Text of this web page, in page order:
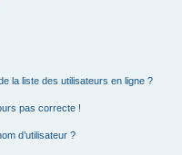
la liste des utilisateurs en ligne ?
pas correcte !
d’utilisateur ?